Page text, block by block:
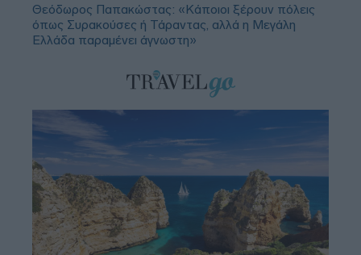
Θεόδωρος Παπακώστας: «Κάποιοι ξέρουν πόλεις
όπως Συρακούσες ή Τάραντας, αλλά η Μεγάλη
Ελλάδα παραμένει άγνωστη»